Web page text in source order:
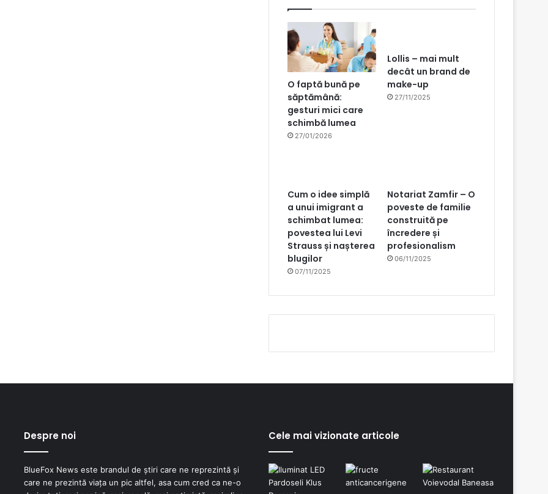
O faptă bună pe
săptămână:
gesturi mici care
schimbă lumea
27/01/2026
Lollis – mai mult
decât un brand de
make-up
27/11/2025
Cum o idee simplă
a unui imigrant a
schimbat lumea:
povestea lui Levi
Strauss și nașterea
blugilor
07/11/2025
Notariat Zamfir – O
poveste de familie
construită pe
încredere și
profesionalism
06/11/2025
Despre noi
BlueFox News este brandul de știri care ne reprezintă și
care ne prezintă viața un pic altfel, asa cum cred ca ne-o
Cele mai vizionate articole